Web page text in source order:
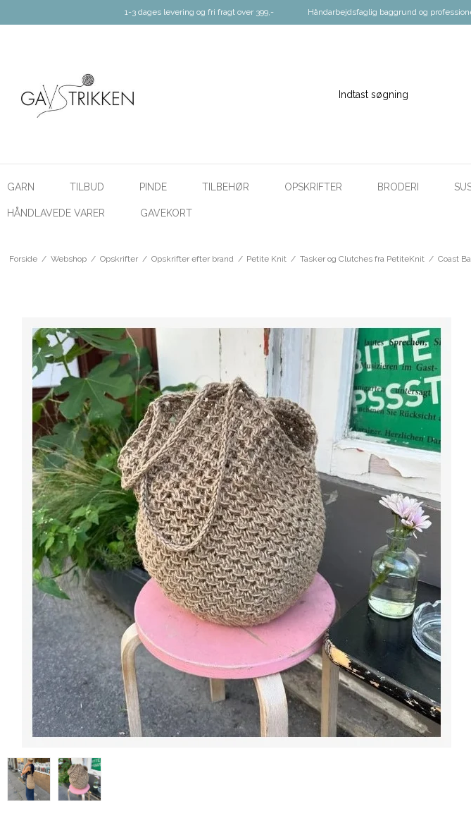
1-3 dages levering og fri fragt over 399,- Håndarbejdsfaglig baggrund og
GARN TILBUD PINDE TILBEHØR OPSKRIFTER BRODERI
HÅNDLAVEDE VARER GAVEKORT
Forside / Webshop / Opskrifter / Opskrifter efter brand / Petite Knit / Tasker og Clutches fra PetiteKnit / Coast